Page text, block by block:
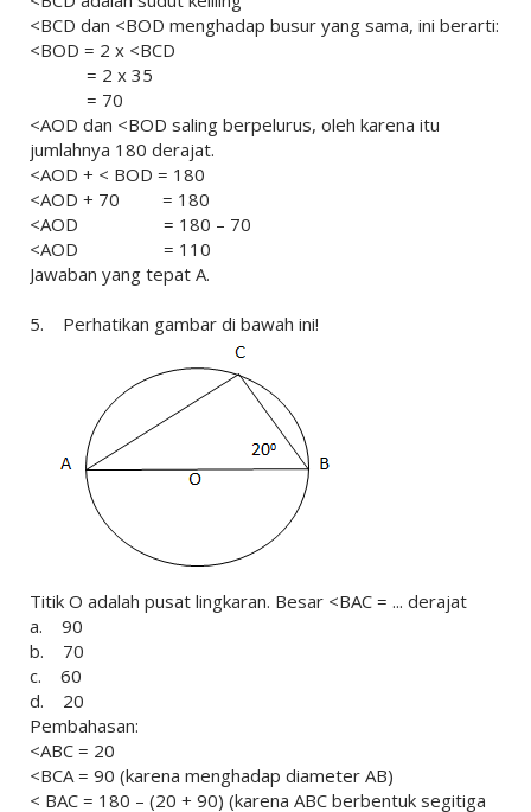
<BCD dan <BOD menghadap busur yang sama, ini berarti:
<BOD = 2 x <BCD
= 2 x 35
= 70
<AOD dan <BOD saling berpelurus, oleh karena itu
jumlahnya 180 derajat.
<AOD + < BOD = 180
<AOD + 70 = 180
<AOD = 180 – 70
<AOD = 110
Jawaban yang tepat A.
5. Perhatikan gambar di bawah ini!
Titik O adalah pusat lingkaran. Besar <BAC = ... derajat
a. 90
b. 70
c. 60
d. 20
Pembahasan:
<ABC = 20
<BCA = 90 (karena menghadap diameter AB)
< BAC = 180 – (20 + 90) (karena ABC berbentuk segitiga